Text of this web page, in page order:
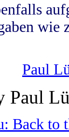
wie
Paul
Back to